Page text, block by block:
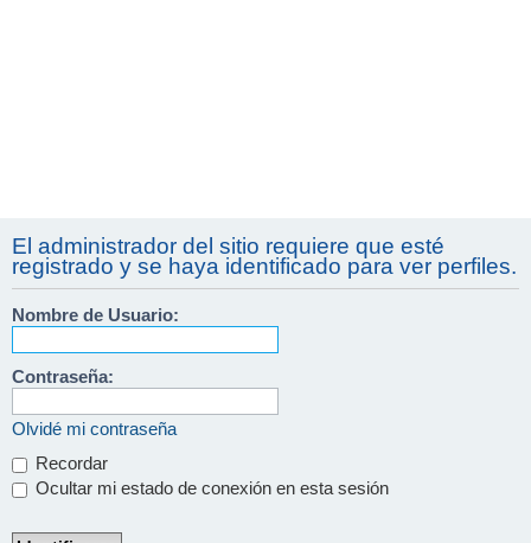
El administrador del sitio requiere que esté
registrado y se haya identificado para ver perfiles.
Nombre de Usuario:
Contraseña:
Olvidé mi contraseña
Recordar
Ocultar mi estado de conexión en esta sesión